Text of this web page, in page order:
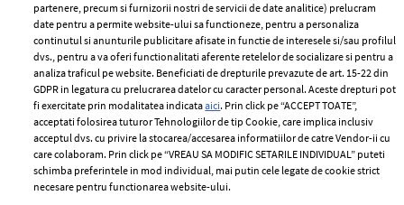
ELLE Style Awards
2024
Despre ELLE
Romania
Contact
Abonamente
Termeni si conditii
Politica de
confidențialitate
Politica de cookies
Publicitate
partenere, precum si furnizorii nostri de servicii de date analitice) prelucram
date pentru a permite website-ului sa functioneze, pentru a personaliza
continutul si anunturile publicitare afisate in functie de interesele si/sau profilul
dvs., pentru a va oferi functionalitati aferente retelelor de socializare si pentru a
analiza traficul pe website. Beneficiati de drepturile prevazute de art. 15-22 din
GDPR in legatura cu prelucrarea datelor cu caracter personal. Aceste drepturi pot
fi exercitate prin modalitatea indicataaici. Prin click pe “ACCEPT TOATE”,
acceptati folosirea tuturor Tehnologiilor de tip Cookie, care implica inclusiv
acceptul dvs. cu privire la stocarea/accesarea informatiilor de catre Vendor-ii cu
care colaboram. Prin click pe “VREAU SA MODIFIC SETARILE INDIVIDUAL” puteti
schimba preferintele in mod individual, mai putin cele legate de cookie strict
necesare pentru functionarea website-ului.